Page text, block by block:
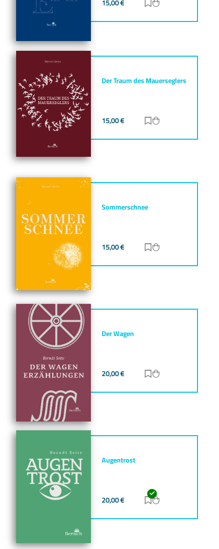
15,00€ Zur Merkliste
Der Traum des Mauerseglers
15,00€ Zur Merkliste
Sommerschnee
15,00€ Zur Merkliste
Der Wagen
20,00€ Zur Merkliste
Augentrost
20,00€ Zur Merkliste